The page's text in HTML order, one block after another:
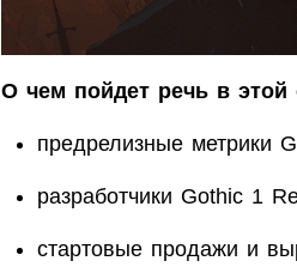
О чем пойдет речь в этой
предрелизные метрики
разработчики Gothic 1
стартовые продажи и